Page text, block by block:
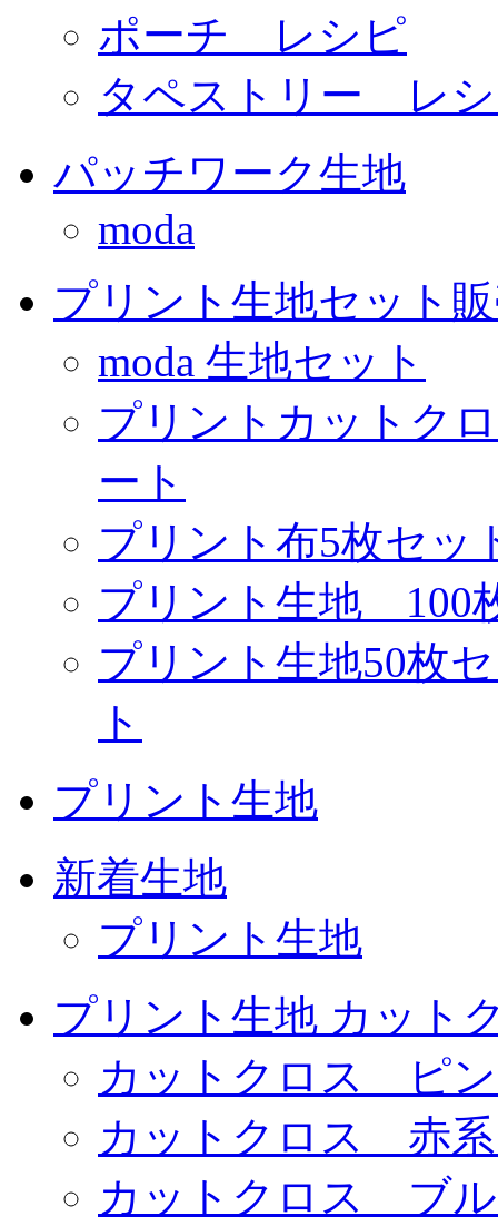
ポーチ レシピ
タペストリー レ
パッチワーク生地
moda
プリント生地セット
moda 生地セット
プリントカットク
ート
プリント布5枚セ
プリント生地 100
プリント生地50枚
ト
プリント生地
新着生地
プリント生地
プリント生地 カット
カットクロス ピ
カットクロス 赤
カットクロス ブ